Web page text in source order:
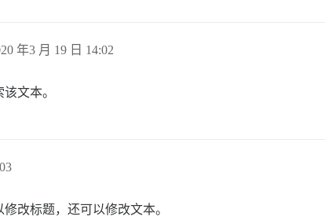
年3 月 19 日 14:02
文本。
改标题，还可以修改文本。